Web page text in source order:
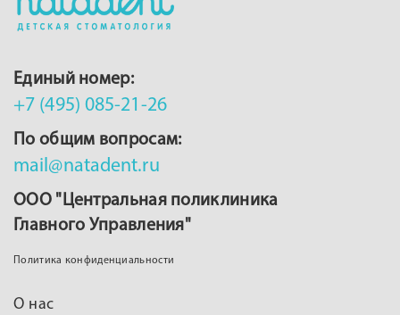
Единый номер:
+7 (495) 085-21-26
По общим вопросам:
mail@natadent.ru​
ООО "Центральная поликлиника
Главного Управления"
Политика конфиденциальности
О нас